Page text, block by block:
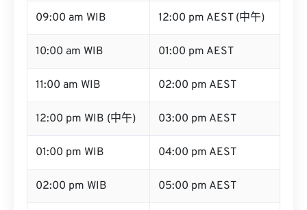
09:00 am WIB 12:00 pm AEST (中午)
10:00 am WIB 01:00 pm AEST
11:00 am WIB 02:00 pm AEST
12:00 pm WIB (中午) 03:00 pm AEST
01:00 pm WIB 04:00 pm AEST
02:00 pm WIB 05:00 pm AEST